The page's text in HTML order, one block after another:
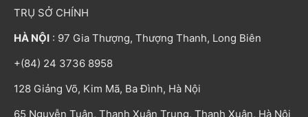
TRỤ SỞ CHÍNH
HÀ NỘI : 97 Gia Thượng, Thượng Thanh, Long Biên
+(84) 24 3736 8958
128 Giảng Võ, Kim Mã, Ba Đình, Hà Nội
65 Nguyễn Tuân, Thanh Xuân Trung, Thanh Xuân, Hà Nội